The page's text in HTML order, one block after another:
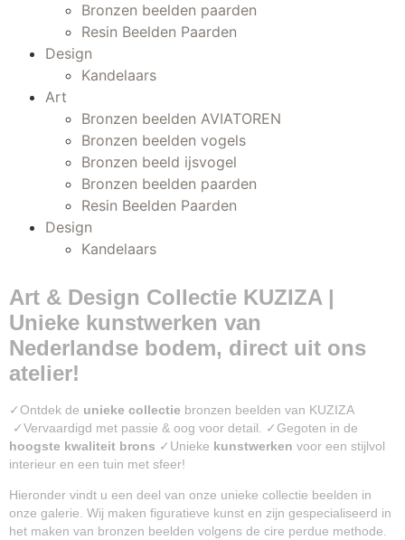
Bronzen beelden paarden
Resin Beelden Paarden
Design
Kandelaars
Art
Bronzen beelden AVIATOREN
Bronzen beelden vogels
Bronzen beeld ijsvogel
Bronzen beelden paarden
Resin Beelden Paarden
Design
Kandelaars
Art & Design Collectie KUZIZA |
Unieke kunstwerken van
Nederlandse bodem, direct uit ons
atelier!
✓Ontdek de unieke collectie bronzen beelden van KUZIZA
✓Vervaardigd met passie & oog voor detail. ✓Gegoten in de
hoogste kwaliteit brons ✓Unieke kunstwerken voor een stijlvol
interieur en een tuin met sfeer!
Hieronder vindt u een deel van onze unieke collectie beelden in
onze galerie. Wij maken figuratieve kunst en zijn gespecialiseerd in
het maken van bronzen beelden volgens de cire perdue methode.